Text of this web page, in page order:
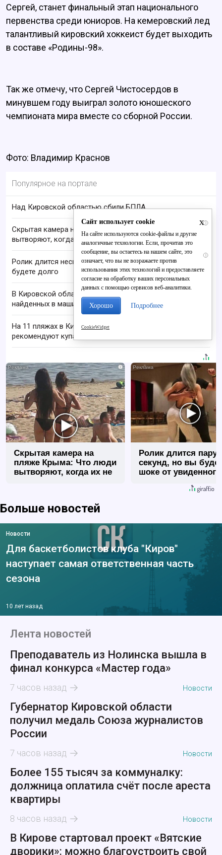
Сергей, станет финальный этап национального
первенства среди юниоров. На кемеровский лед
талантливый кировский хоккеист будет выходить
в составе «Родины-98».
Так же отмечу, что Сергей Чистосердов в
минувшем году выиграл золото юношеского
чемпионата мира вместе со сборной России.
Фото: Владимир Краснов
Популярное на портале
Над Кировской областью сбили БПЛА
i
Скрытая камера на пляже Крыма: Что люди
вытворяют, когда их не видят...
i
Ролик длится несколько секунд, а смеяться вы
будете долго
В Кировской области проверяют гибель супругов,
найденных в машине в Вятке
На 11 пляжах в Кировской области не
рекомендуют купаться из-за бактерий
i
Скрытая камера на
пляже Крыма: Что люди
вытворяют, когда их не
Ролик длится пару
секунд, но вы
шоке от увиденного
Больше новостей
Новости
Для баскетболистов клуба "Киров"
наступает самая ответственная часть
сезона
10 лет назад
Лента новостей
Преподаватель из Нолинска вышла в
финал конкурса «Мастер года»
7 часов назад Новости
Губернатор Кировской области
получил медаль Союза журналистов
России
7 часов назад Новости
Более 155 тысяч за коммуналку:
должница оплатила счёт после ареста
квартиры
8 часов назад Новости
В Кирове стартовал проект «Вятские
дворики»: можно благоустроить свой
x
Сайт использует cookie
На сайте используются cookie-файлы и другие
аналогичные технологии. Если, прочитав это
сообщение, вы остаетесь на нашем сайте, это
означает, что вы не возражаете против
использования этих технологий и предоставляете
согласие на обработку ваших персональных
данных с помощью сервисов веб-аналитики.
Хорошо Подробнее
CookieWidget